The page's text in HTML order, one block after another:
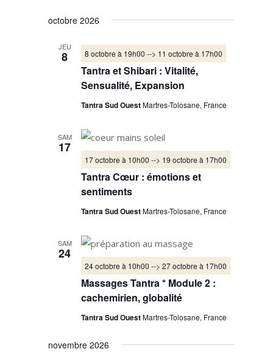
octobre 2026
JEU
8
Tantra et Shibari : Vitalité,
Sensualité, Expansion
8 octobre à 19h00 --> 11 octobre à 17h00
Tantra Sud OuestMartres-Tolosane, France
SAM
17
Tantra Cœur : émotions et
sentiments
17 octobre à 10h00 --> 19 octobre à 17h00
Tantra Sud OuestMartres-Tolosane, France
SAM
24
Massages Tantra * Module 2 :
cachemirien, globalité
24 octobre à 10h00 -->27 octobre à 17h00
Tantra Sud OuestMartres-Tolosane, France
novembre 2026